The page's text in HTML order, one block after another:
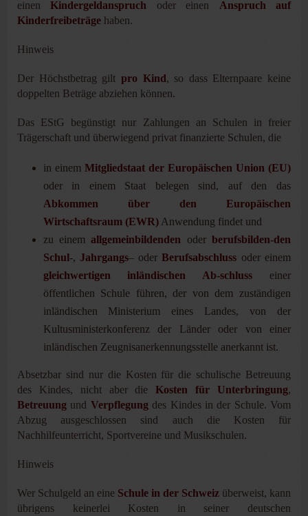
einenKindergeldanspruch oder einen Anspruch auf
Kinderfreibeträge haben.
Hinweis
Der Höchstbetrag gilt pro Kind, so dass Elternpaare keine
doppelten Beträge abziehen können.
Das EStG begünstigt nur Zahlungen an Schulen in freier
Trägerschaft und überwiegend privat finanzierte Schulen, die
in einem Mitgliedstaat der Europäischen Union (EU)
oder in einem Staat belegen sind, auf den das
Abkommen über den Europäischen
Wirtschaftsraum (EWR)Anwendung findet und
zu einemallgemeinbildenden oder berufsbilden-den
Schul-, Jahrgangs– oderBerufsabschluss oder einem
gleichwertigen inländischen Ab-schluss einer
öffentlichen Schule führen, der von dem zuständigen
inländischen Ministerium eines Landes, von der
Kultusministerkonferenz der Länder oder von einer
inländischen Zeugnisanerkennungsstelle anerkannt ist.
Absetzbar sind nur die Kosten für die schulische Betreuung
des Kindes, nicht aber dieKosten für Unterbringung,
Betreuung und Verpflegung des Kindes in der Schule. Vom
Abzug ausgeschlossen sind auch die Kosten für
Nachhilfeunterricht, Sportvereine und Musikschulen.
Hinweis
Wer Schulgeld an eine Schule in der Schweiz überweist, kann
übrigens keinerlei Kosten in seiner deutschen